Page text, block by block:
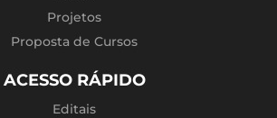
Projetos
Proposta de Cursos
ACESSO RÁPIDO
Editais